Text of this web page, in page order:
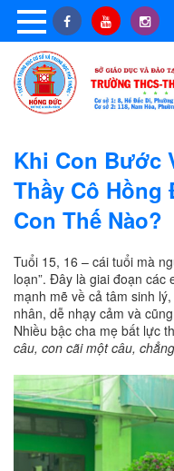
Khi Con Bước
Thầy Cô Hồng
Con Thế Nào?
Tuổi 15, 16 – cái tuổi mà
loạn”. Đây là giai đoạn các
mạnh mẽ về cả tâm sinh
nhân, dễ nhạy cảm và
Nhiều bậc cha mẹ bất lực
câu, con cãi một câu,